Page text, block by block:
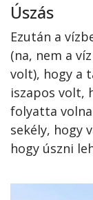
Úszás
Ezután a
(na, nem a
volt), hogy a
iszapos volt,
folyatta
sekély, hogy
hogy úszni